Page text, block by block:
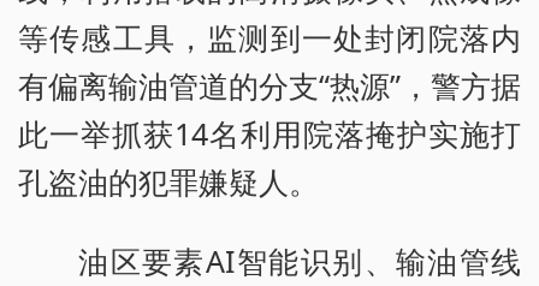
等传感工具，监测到一处封闭院落内
有偏离输油管道的分支“热源”，警方据
此一举抓获14名利用院落掩护实施打
孔盗油的犯罪嫌疑人。
油区要素AI智能识别、输油管线